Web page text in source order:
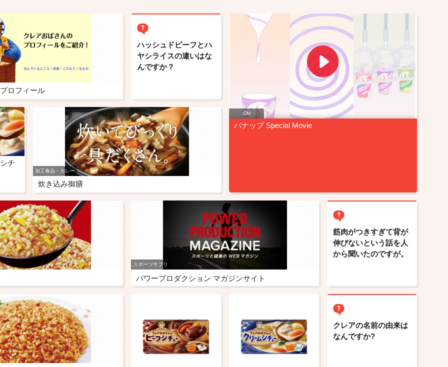
ロフィール
ハッシュドビーフとハ
ヤシライスの違いはな
んですか？
チ
加工食品・カレー
炊き込み御膳
CM
パナップ Special Movie
スポーツサプリ
パワープロダクション マガジンサイト
筋肉がつきすぎて背が
伸びないという話を人
から聞いたのですが。
クレアの名前の由来は
なんですか?